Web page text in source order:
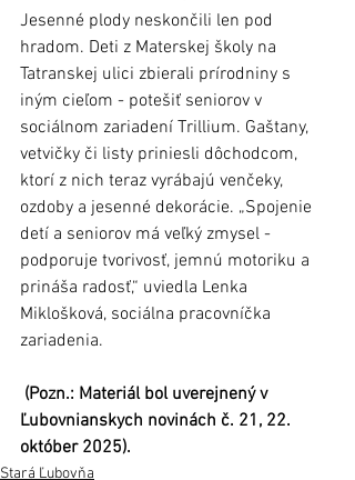
Jesenné plody neskončili len pod
hradom. Deti z Materskej školy na
Tatranskej ulici zbierali prírodniny s
iným cieľom - potešiť seniorov v
sociálnom zariadení Trillium. Gaštany,
vetvičky či listy priniesli dôchodcom,
ktorí z nich teraz vyrábajú venčeky,
ozdoby a jesenné dekorácie. „Spojenie
detí a seniorov má veľký zmysel -
podporuje tvorivosť, jemnú motoriku a
prináša radosť,“ uviedla Lenka
Miklošková, sociálna pracovníčka
zariadenia.
(Pozn.: Materiál bol uverejnený v
Ľubovnianskych novinách č. 21, 22.
október 2025).
Stará Ľubovňa